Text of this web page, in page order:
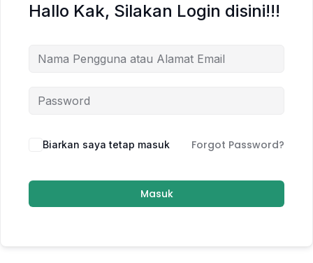
Hallo Kak, Silakan Login disini!!!
Biarkan saya tetap masuk Forgot Password?
Masuk